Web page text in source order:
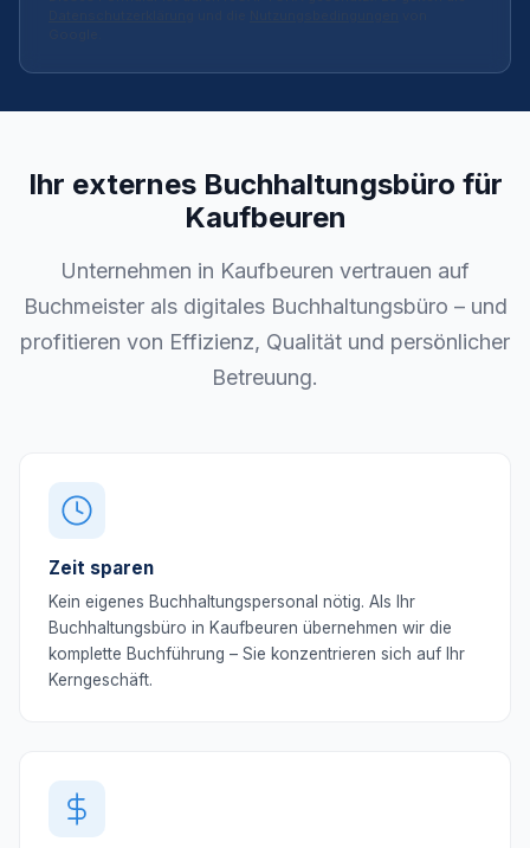
Ihr externes Buchhaltungsbüro für
Kaufbeuren
Unternehmen in Kaufbeuren vertrauen auf
Buchmeister als digitales Buchhaltungsbüro – und
profitieren von Effizienz, Qualität und persönlicher
Betreuung.
Zeit sparen
Kein eigenes Buchhaltungspersonal nötig. Als Ihr
Buchhaltungsbüro in Kaufbeuren übernehmen wir die
komplette Buchführung – Sie konzentrieren sich auf Ihr
Kerngeschäft.